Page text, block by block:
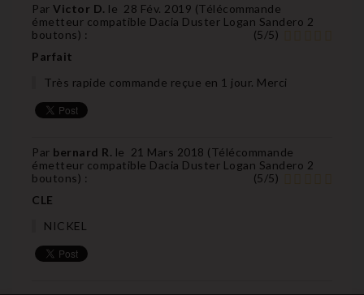
Par Victor D. le 28 Fév. 2019 (Télécommande
émetteur compatible Dacia Duster Logan Sandero 2
boutons) : (5/5)
Parfait
Très rapide commande reçue en 1 jour. Merci
Par bernard R. le 21 Mars 2018 (Télécommande
émetteur compatible Dacia Duster Logan Sandero 2
boutons) : (5/5)
CLE
NICKEL